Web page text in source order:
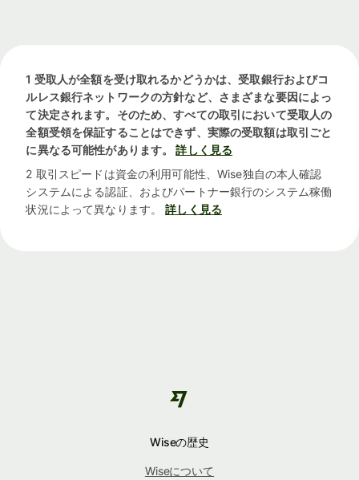
1 受取人が全額を受け取れるかどうかは、受取銀行およびコ
ルレス銀行ネットワークの方針など、さまざまな要因によっ
て決定されます。そのため、すべての取引において受取人の
全額受領を保証することはできず、実際の受取額は取引ごと
に異なる可能性があります。
詳しく見る
2 取引スピードは資金の利用可能性、Wise独自の本人確認
システムによる認証、およびパートナー銀行のシステム稼働
状況によって異なります。
詳しく見る
Wiseの歴史
Wiseについて